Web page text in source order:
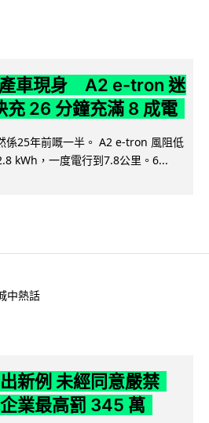
車現身 A2 e-tron 迷
26 分鐘充滿 8 成電
係25年前嘅一半。 A2 e-tron 風阻低
kWh，一度電行到7.8公里。6...
中熱話
新例 未經同意嚴禁
業最高罰 345 萬